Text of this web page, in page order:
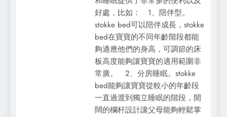
好處，比如： 1、陪伴型。
stokke bed可以陪伴成長，stokke
bed在寶寶的不同年齡階段都能
夠適應他們的身高，可調節的床
板高度能夠讓寶寶的適用範圍非
常廣。 2、分房睡眠。stokke
bed能夠讓寶寶從較小的年齡段
一直過渡到獨立睡眠的階段，開
闊的欄杆設計讓父母能夠輕鬆掌